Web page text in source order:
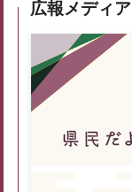
広報メディア